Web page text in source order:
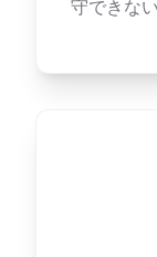
守できな